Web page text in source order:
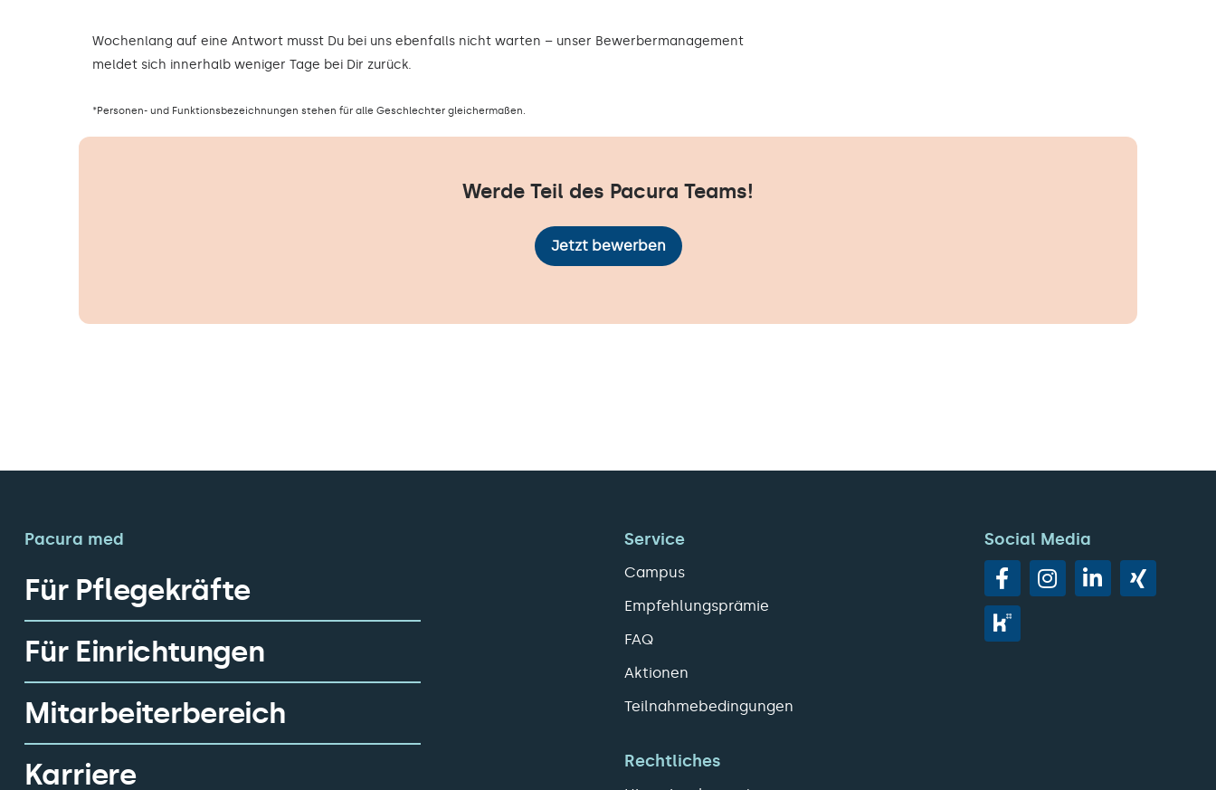
Wochenlang auf eine Antwort musst Du bei uns ebenfalls nicht warten – unser Bewerbermanagement
meldet sich innerhalb weniger Tage bei Dir zurück.
*Personen- und Funktionsbezeichnungen stehen für alle Geschlechter gleichermaßen.
Werde Teil des Pacura Teams!
Jetzt bewerben
Pacura med
Für Pflegekräfte
Für Einrichtungen
Mitarbeiterbereich
Karriere
Service
Campus
Empfehlungsprämie
FAQ
Aktionen
Teilnahmebedingungen
Rechtliches
Social Media